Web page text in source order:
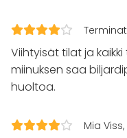
Esitys / näytös
Virkistystilaisuus
Mökkireissu / retriitti
Elämys / aktiviteetti
Pikkujoulut
Monitoimitila
systeemi olivat tosi
Viihtyisät tilat ja
miinuksen saa
huoltoa.
Mia Viss